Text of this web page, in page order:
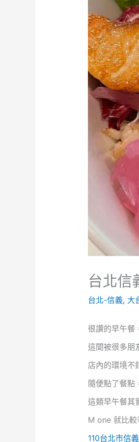
台北信
台北-信義, 大
很讚的早午餐
這間被很多朋
店內的環境不
隨便點了餐點
這類早午餐其
M one 就比較
110台北市信